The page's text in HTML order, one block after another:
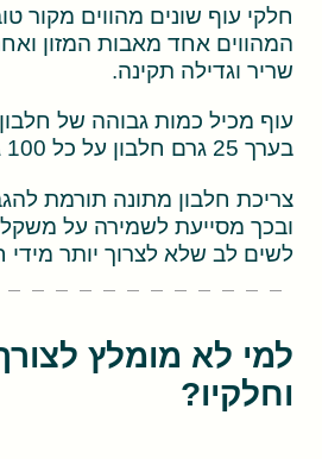
חלקי עוף שונים מהווים מקור
המהווים אחד מאבות המזון
שריר וגדילה תקינה.
עוף מכיל כמות גבוהה של
בערך 25 גרם חלבון על כל 100 גרם בשר.
צריכת חלבון מתונה תורמת
ובכך מסייעת לשמירה על
לשים לב שלא לצרוך יותר מידי
למי לא מומלץ
וחלקיו?